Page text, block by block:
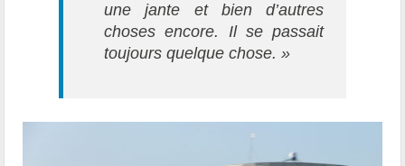
une jante et bien d’autres
choses encore. Il se passait
toujours quelque chose. »